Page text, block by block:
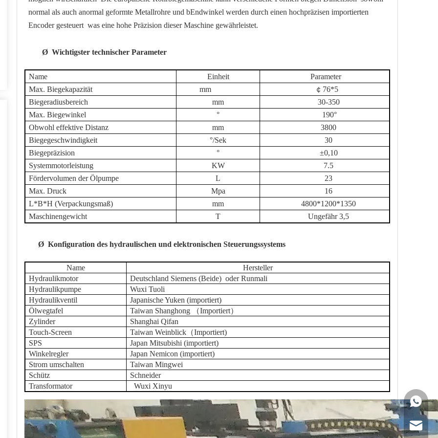
normal als auch anormal geformte Metallrohre und bEndwinkel werden durch einen hochpräzisen importierten
Encoder gesteuert was eine hohe Präzision dieser Maschine gewährleistet.
Ø Wichtigster technischer Parameter
Name Einheit
Parameter
Max. Biegekapazität
mm ￠ 76*5
Biegeradiusbereich
mm 30-350
Max. Biegewinkel
°
190°
Obwohl effektive Distanz
mm 3800
Biegegeschwindigkeit
°/Sek 30
Biegepräzision
°
±0,10
Systemmotorleistung
KW
7.5
Fördervolumen der Ölpumpe
L
23
Max. Druck
Mpa
16
L*B*H (Verpackungsmaß)
mm 4800*1 200*1350
Maschinengewicht
T Ungefähr 3,5
Ø Konfiguration des hydraulischen und elektronischen Steuerungssystems
Name
Hersteller
Hydraulikmotor
Deutschland Siemens (Beide) oder Runmali
Hydraulikpumpe
Wuxi Tuoli
Hydraulikventil
Japanische Yuken (importiert)
Ölwegtafel
Taiwan Shanghong （Importiert）
Zylinder
Shanghai Qifan
Touch-Screen
Taiwan Weinblick （Importiert)
SPS
Japan Mitsubishi (importiert)
Winkelregler
Japan Nemicon (importiert)
Strom umschalten
Taiwan Mingwei
Schütz
Schneider
Transformator
Wuxi Xinyu
+86